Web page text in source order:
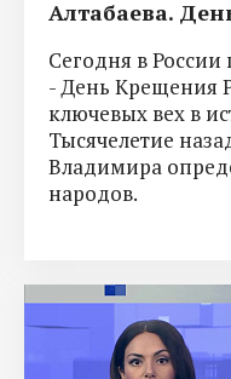
Алтабаева.
Сегодня в
- День Крещения
ключевых вех в
Тысячелетие
Владимира
народов.